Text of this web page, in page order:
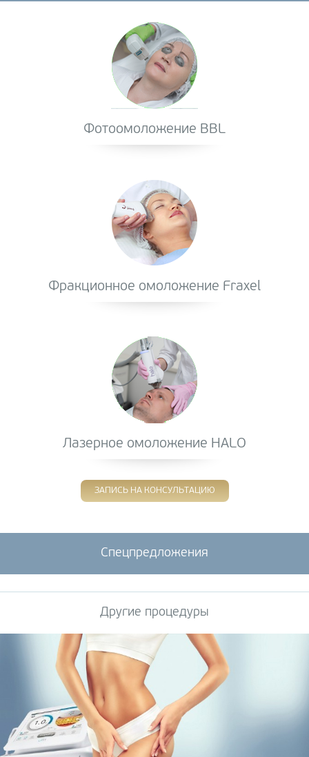
Фотоомоложение BBL
Фракционное омоложение Fraxel
Лазерное омоложение HALO
ЗАПИСЬ НА КОНСУЛЬТАЦИЮ
Спецпредложения
Другие процедуры